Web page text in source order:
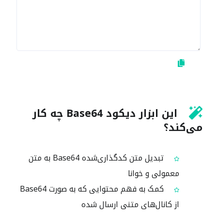
این ابزار دیکود Base64 چه کار
می‌کند؟
تبدیل متن کدگذاری‌شده Base64 به متن
معمولی و خوانا
کمک به فهم محتوایی که به صورت Base64
از کانال‌های متنی ارسال شده